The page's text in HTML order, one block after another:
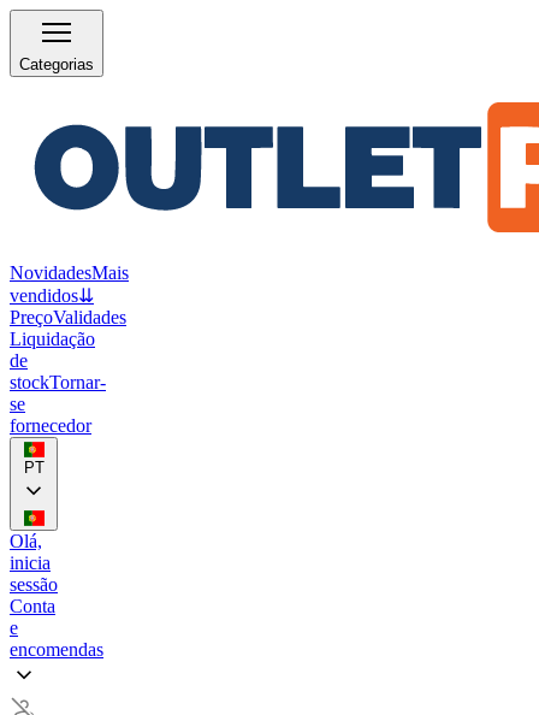
Categorias
NovidadesMais
vendidos⇊
PreçoValidades
Liquidação
de
stockTornar-
se
fornecedor
PT
Olá,
inicia
sessão
Conta
e
encomendas